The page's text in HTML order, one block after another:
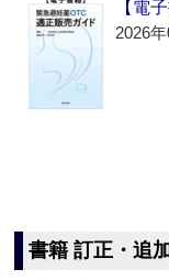
【電
2026
書籍 訂正・追